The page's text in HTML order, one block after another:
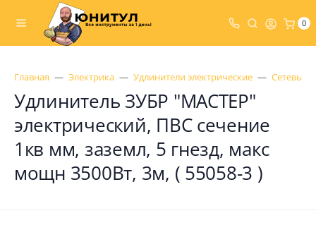
0
Главная Электрика Удлинители электрические Сетевые
Удлинитель ЗУБР "МАСТЕР"
электрический, ПВС сечение
1кв мм, заземл, 5 гнезд, макс
мощн 3500Вт, 3м, ( 55058-3 )